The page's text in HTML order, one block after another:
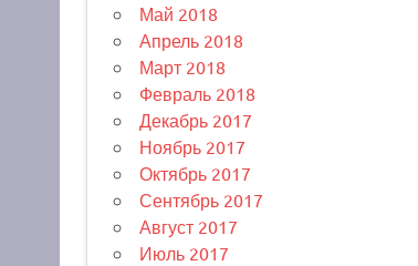
Май 2018
Апрель 2018
Март 2018
Февраль 2018
Декабрь 2017
Ноябрь 2017
Октябрь 2017
Сентябрь 2017
Август 2017
Июль 2017